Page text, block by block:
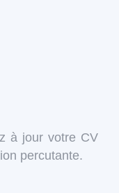
à jour votre CV
percutante.